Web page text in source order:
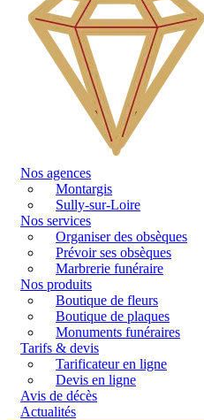
Nos agences
Montargis
Sully-sur-Loire
Nos services
Organiser des obsèques
Prévoir ses obsèques
Marbrerie funéraire
Nos produits
Boutique de fleurs
Boutique de plaques
Monuments funéraires
Tarifs & devis
Tarificateur en ligne
Devis en ligne
Avis de décès
Actualités